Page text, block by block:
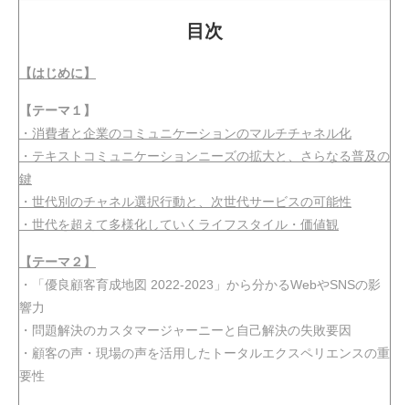
動画
目次
【はじめに】
【テーマ１】
・消費者と企業のコミュニケーションのマルチチャネル化
・テキストコミュニケーションニーズの拡大と、さらなる普及の
鍵
・世代別のチャネル選択行動と、次世代サービスの可能性
・世代を超えて多様化していくライフスタイル・価値観
【テーマ２】
・「優良顧客育成地図 2022-2023」から分かるWebやSNSの影
響力
・問題解決のカスタマージャーニーと自己解決の失敗要因
・顧客の声・現場の声を活用したトータルエクスペリエンスの重
要性